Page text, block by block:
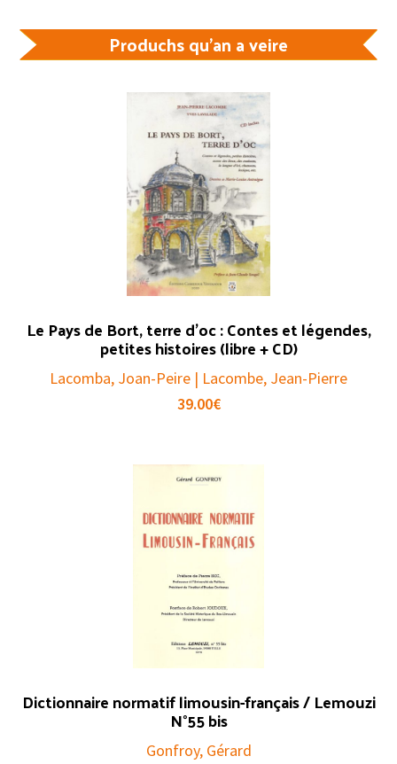
Produchs qu'an a veire
Le Pays de Bort, terre d’oc : Contes et légendes,
petites histoires (libre + CD)
Lacomba, Joan-Peire | Lacombe, Jean-Pierre
39.00€
Dictionnaire normatif limousin-français / Lemouzi
N°55 bis
Gonfroy, Gérard